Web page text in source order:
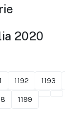
2020
1192 1193
1199